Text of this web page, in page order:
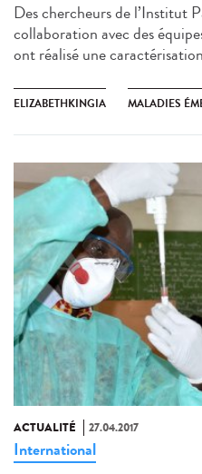
Des chercheurs de l’Institut
collaboration avec des
ont réalisé une
ELIZABETHKINGIA MALADIES
ACTUALITÉ 27.04.2017
International